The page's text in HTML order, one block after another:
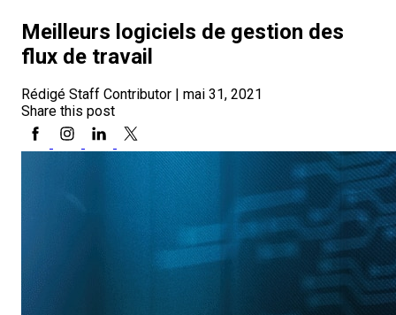
Meilleurs logiciels de gestion des
flux de travail
Rédigé Staff Contributor
mai 31, 2021
Share this post